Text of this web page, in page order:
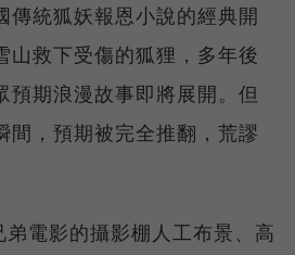
傳統狐妖報恩小說的經典開
山救下受傷的狐狸，多年後
預期浪漫故事即將展開。但
間，預期被完全推翻，荒謬
電影的攝影棚人工布景、高